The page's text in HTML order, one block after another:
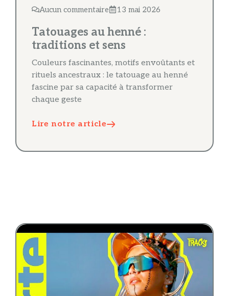
Aucun commentaire 13 mai 2026
Tatouages au henné :
traditions et sens
Couleurs fascinantes, motifs envoûtants et
rituels ancestraux : le tatouage au henné
fascine par sa capacité à transformer
chaque geste
Lire notre article